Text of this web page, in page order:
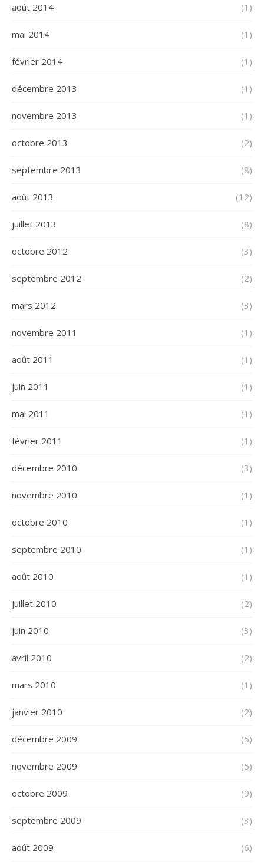
août 2014 (1)
mai 2014 (1)
février 2014 (1)
décembre 2013 (1)
novembre 2013 (1)
octobre 2013 (2)
septembre 2013 (8)
août 2013 (12)
juillet 2013 (8)
octobre 2012 (3)
septembre 2012 (2)
mars 2012 (3)
novembre 2011 (1)
août 2011 (1)
juin 2011 (1)
mai 2011 (1)
février 2011 (1)
décembre 2010 (3)
novembre 2010 (1)
octobre 2010 (1)
septembre 2010 (1)
août 2010 (1)
juillet 2010 (2)
juin 2010 (3)
avril 2010 (2)
mars 2010 (1)
janvier 2010 (2)
décembre 2009 (5)
novembre 2009 (5)
octobre 2009 (9)
septembre 2009 (3)
août 2009 (6)